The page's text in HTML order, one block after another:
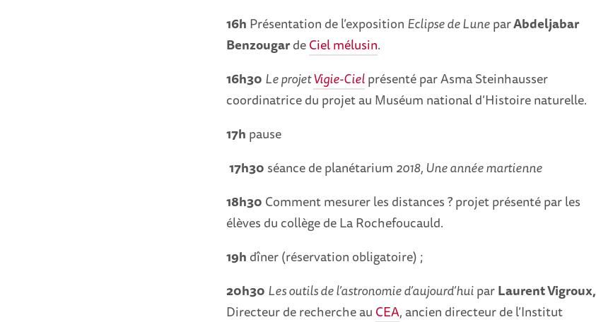
16h Présentation de l’exposition Eclipse de LuneparAbdeljabar
BenzougardeCiel mélusin.
16h30 Le projetVigie-Cielprésenté par Asma Steinhausser
coordinatrice du projet au Muséum national d’Histoire naturelle.
17h pause
17h30 séance de planétarium 2018, Une année martienne
18h30 Comment mesurer les distances ? projet présenté par les
élèves du collège de La Rochefoucauld.
19h dîner (réservation obligatoire) ;
20h30 Les outils de l’astronomie d’aujourd’huiparLaurent Vigroux,
Directeur de recherche au CEA, ancien directeur de l’Institut